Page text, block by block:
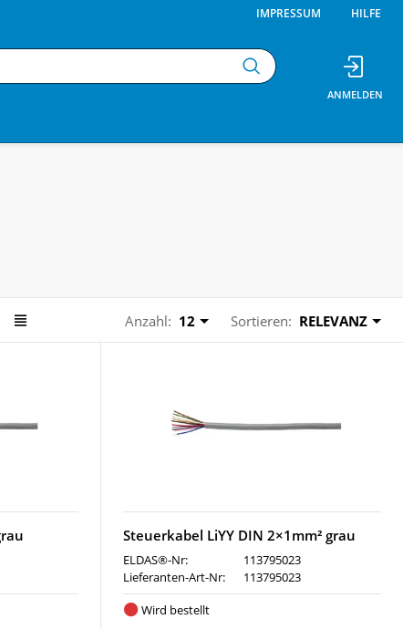
IMPRESSUM HILFE
Anzahl: 12 Sortieren: RELEVANZ
Steuerkabel LiYY DIN 2×1mm² grau
ELDAS®-Nr:
113795023
Lieferanten-Art-Nr:
113795023
Wird bestellt